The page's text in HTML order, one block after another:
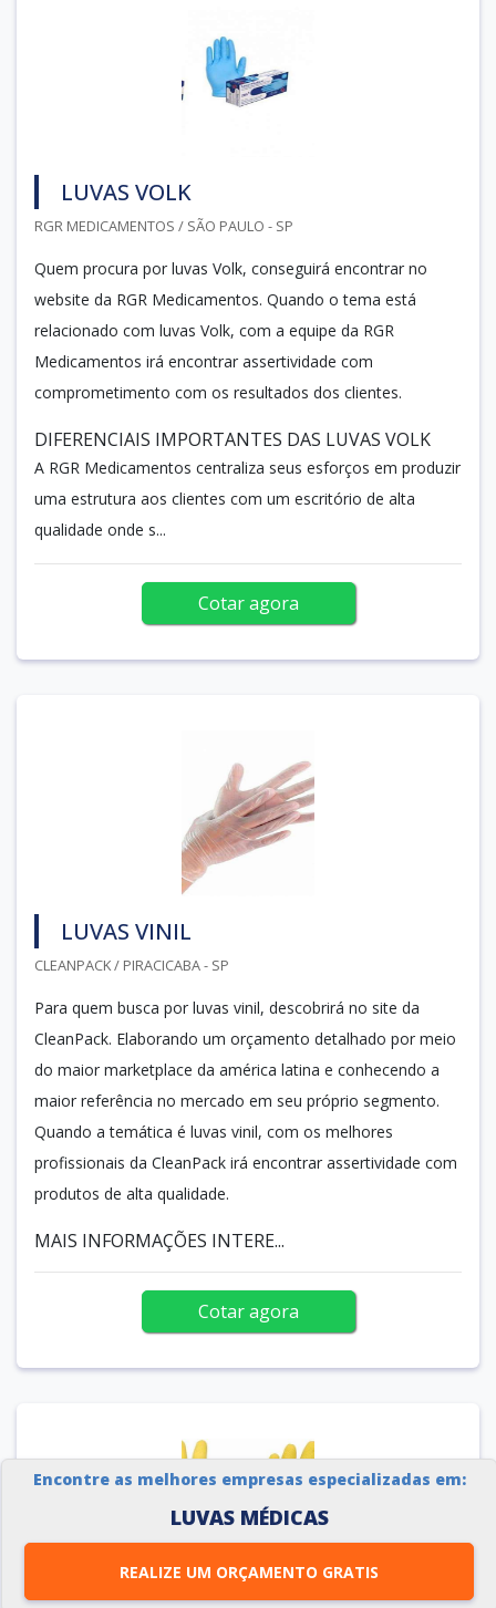
Encontre as melhores empresas especializadas em:
LUVAS MÉDICAS
REALIZE UM ORÇAMENTO GRATIS
LUVAS VOLK
RGR MEDICAMENTOS / SÃO PAULO - SP
Quem procura por luvas Volk, conseguirá encontrar no
website da RGR Medicamentos. Quando o tema está
relacionado com luvas Volk, com a equipe da RGR
Medicamentos irá encontrar assertividade com
comprometimento com os resultados dos clientes.
DIFERENCIAIS IMPORTANTES DAS LUVAS VOLK
A RGR Medicamentos centraliza seus esforços em produzir
uma estrutura aos clientes com um escritório de alta
qualidade onde s...
Cotar agora
LUVAS VINIL
CLEANPACK / PIRACICABA - SP
Para quem busca por luvas vinil, descobrirá no site da
CleanPack. Elaborando um orçamento detalhado por meio
do maior marketplace da américa latina e conhecendo a
maior referência no mercado em seu próprio segmento.
Quando a temática é luvas vinil, com os melhores
profissionais da CleanPack irá encontrar assertividade com
produtos de alta qualidade.
MAIS INFORMAÇÕES INTERE...
Cotar agora